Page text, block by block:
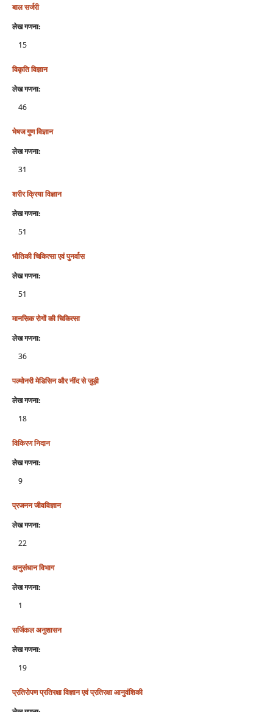
बाल सर्जरी
लेख गणना:
15
विकृति विज्ञान
लेख गणना:
46
भेषज गुण विज्ञान
लेख गणना:
31
शरीर क्रिया विज्ञान
लेख गणना:
51
भौतिकी चिकित्‍सा एवं पुनर्वास
लेख गणना:
51
मानसिक रोगों की चिकित्सा
लेख गणना:
36
पल्मोनरी मेडिसिन और नींद से जुड़ी
लेख गणना:
18
विकिरण निदान
लेख गणना:
9
प्रजनन जीवविज्ञान
लेख गणना:
22
अनुसंधान विभाग
लेख गणना:
1
सर्जिकल अनुशासन
लेख गणना:
19
प्रतिरोपण प्रतिरक्षा विज्ञान एवं प्रतिरक्षा आनुवंशिकी